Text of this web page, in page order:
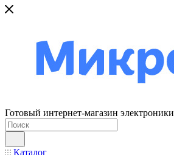
Готовый интернет-магазин электроники
Каталог